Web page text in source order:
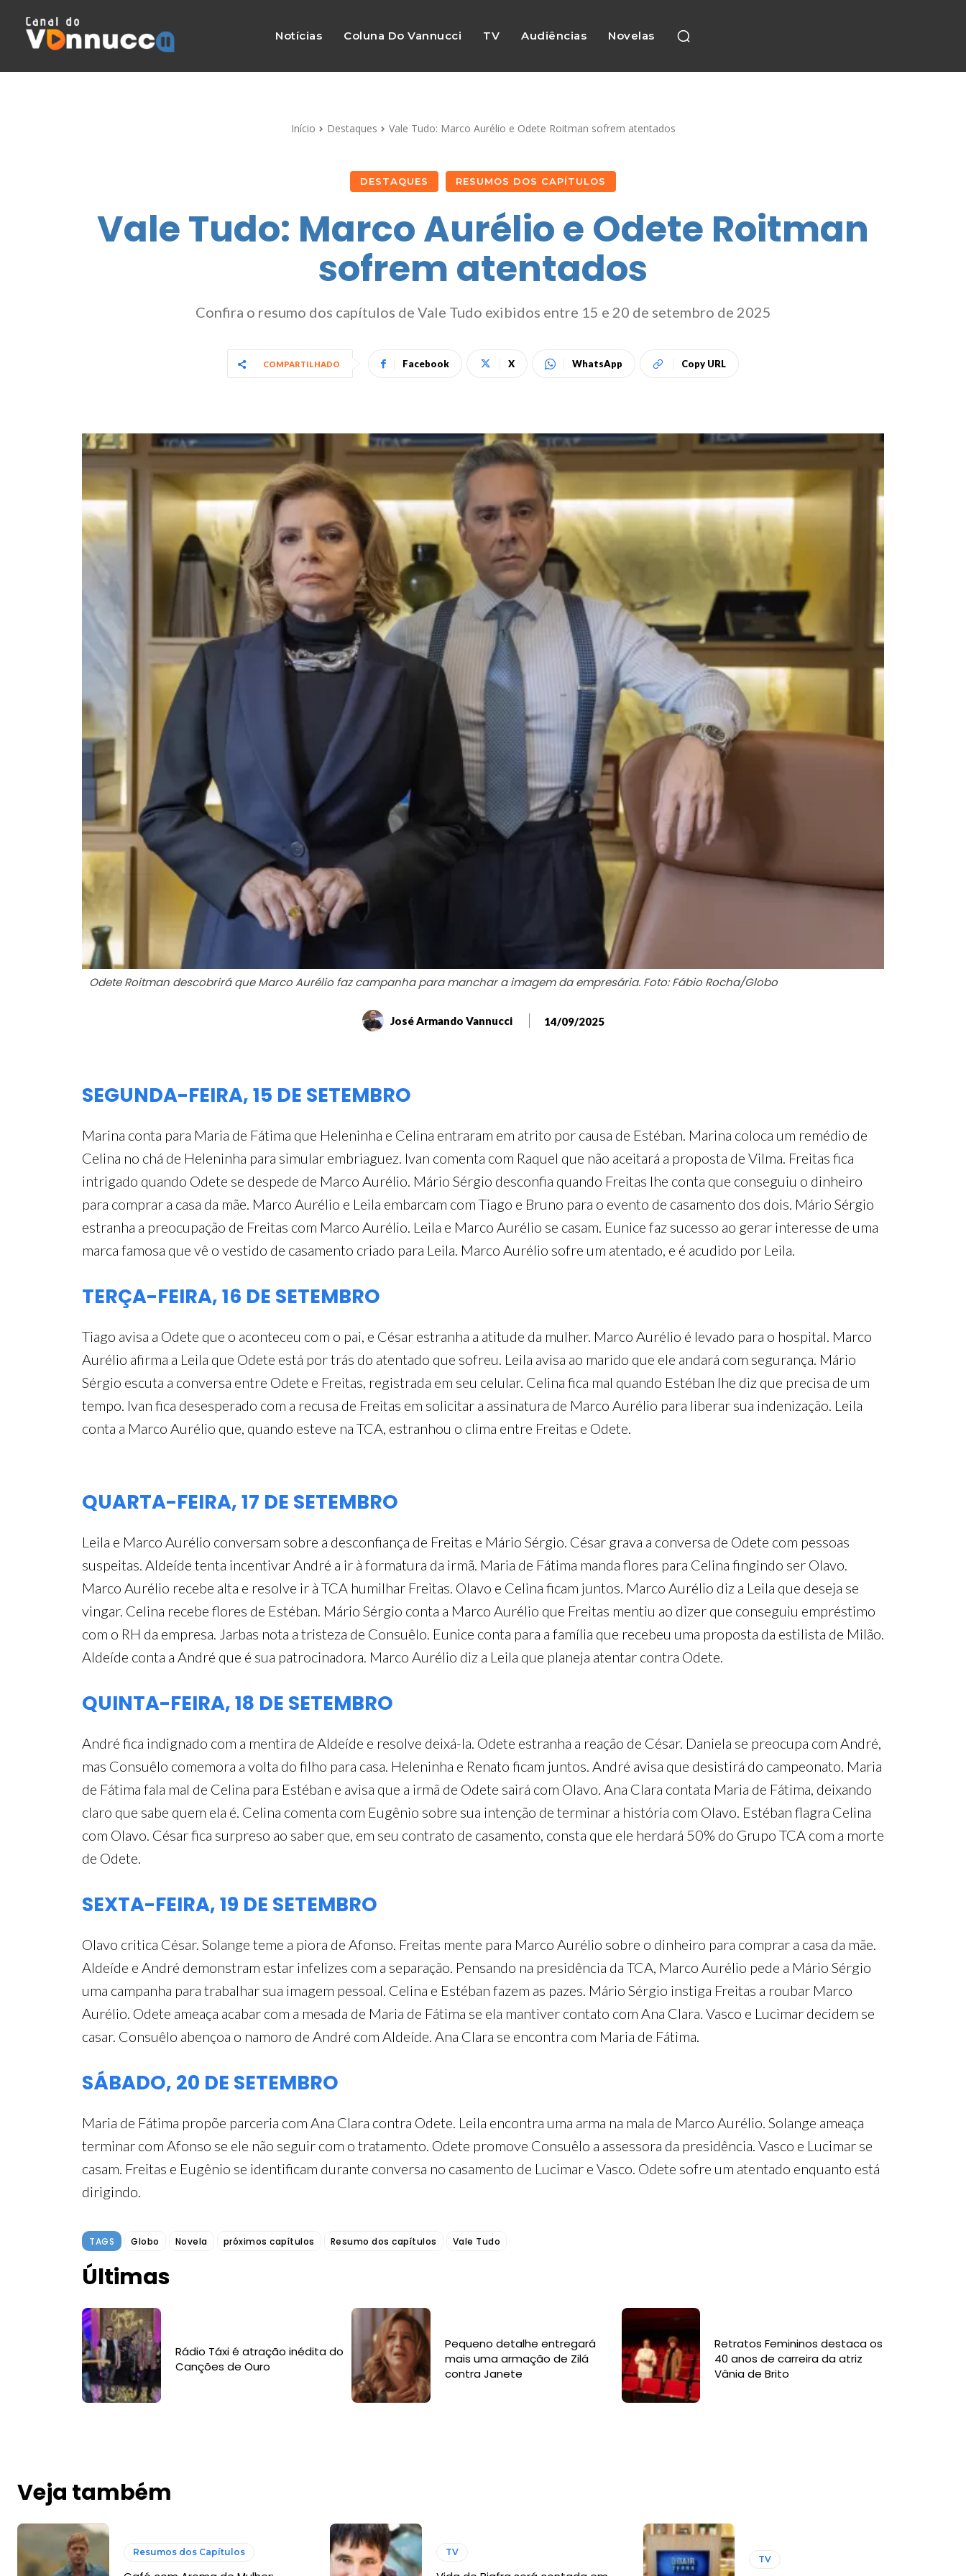
Notícias Coluna Do Vannucci TV Audiências Novelas
Início Destaques Vale Tudo: Marco Aurélio e Odete Roitman sofrem atentados
DESTAQUES RESUMOS DOS CAPÍTULOS
Vale Tudo: Marco Aurélio e Odete Roitman
sofrem atentados
Confira o resumo dos capítulos de Vale Tudo exibidos entre 15 e 20 de setembro de 2025
COMPARTILHADO Facebook X WhatsApp Copy URL
Odete Roitman descobrirá que Marco Aurélio faz campanha para manchar a imagem da empresária. Foto: Fábio Rocha/Globo
José Armando Vannucci 14/09/2025
SEGUNDA-FEIRA, 15 DE SETEMBRO
Marina conta para Maria de Fátima que Heleninha e Celina entraram em atrito por causa de Estéban. Marina coloca um remédio de
Celina no chá de Heleninha para simular embriaguez. Ivan comenta com Raquel que não aceitará a proposta de Vilma. Freitas fica
intrigado quando Odete se despede de Marco Aurélio. Mário Sérgio desconfia quando Freitas lhe conta que conseguiu o dinheiro
para comprar a casa da mãe. Marco Aurélio e Leila embarcam com Tiago e Bruno para o evento de casamento dos dois. Mário Sérgio
estranha a preocupação de Freitas com Marco Aurélio. Leila e Marco Aurélio se casam. Eunice faz sucesso ao gerar interesse de uma
marca famosa que vê o vestido de casamento criado para Leila. Marco Aurélio sofre um atentado, e é acudido por Leila.
TERÇA-FEIRA, 16 DE SETEMBRO
Tiago avisa a Odete que o aconteceu com o pai, e César estranha a atitude da mulher. Marco Aurélio é levado para o hospital. Marco
Aurélio afirma a Leila que Odete está por trás do atentado que sofreu. Leila avisa ao marido que ele andará com segurança. Mário
Sérgio escuta a conversa entre Odete e Freitas, registrada em seu celular. Celina fica mal quando Estéban lhe diz que precisa de um
tempo. Ivan fica desesperado com a recusa de Freitas em solicitar a assinatura de Marco Aurélio para liberar sua indenização. Leila
conta a Marco Aurélio que, quando esteve na TCA, estranhou o clima entre Freitas e Odete.
QUARTA-FEIRA, 17 DE SETEMBRO
Leila e Marco Aurélio conversam sobre a desconfiança de Freitas e Mário Sérgio. César grava a conversa de Odete com pessoas
suspeitas. Aldeíde tenta incentivar André a ir à formatura da irmã. Maria de Fátima manda flores para Celina fingindo ser Olavo.
Marco Aurélio recebe alta e resolve ir à TCA humilhar Freitas. Olavo e Celina ficam juntos. Marco Aurélio diz a Leila que deseja se
vingar. Celina recebe flores de Estéban. Mário Sérgio conta a Marco Aurélio que Freitas mentiu ao dizer que conseguiu empréstimo
com o RH da empresa. Jarbas nota a tristeza de Consuêlo. Eunice conta para a família que recebeu uma proposta da estilista de Milão.
Aldeíde conta a André que é sua patrocinadora. Marco Aurélio diz a Leila que planeja atentar contra Odete.
QUINTA-FEIRA, 18 DE SETEMBRO
André fica indignado com a mentira de Aldeíde e resolve deixá-la. Odete estranha a reação de César. Daniela se preocupa com André,
mas Consuêlo comemora a volta do filho para casa. Heleninha e Renato ficam juntos. André avisa que desistirá do campeonato. Maria
de Fátima fala mal de Celina para Estéban e avisa que a irmã de Odete sairá com Olavo. Ana Clara contata Maria de Fátima, deixando
claro que sabe quem ela é. Celina comenta com Eugênio sobre sua intenção de terminar a história com Olavo. Estéban flagra Celina
com Olavo. César fica surpreso ao saber que, em seu contrato de casamento, consta que ele herdará 50% do Grupo TCA com a morte
de Odete.
SEXTA-FEIRA, 19 DE SETEMBRO
Olavo critica César. Solange teme a piora de Afonso. Freitas mente para Marco Aurélio sobre o dinheiro para comprar a casa da mãe.
Aldeíde e André demonstram estar infelizes com a separação. Pensando na presidência da TCA, Marco Aurélio pede a Mário Sérgio
uma campanha para trabalhar sua imagem pessoal. Celina e Estéban fazem as pazes. Mário Sérgio instiga Freitas a roubar Marco
Aurélio. Odete ameaça acabar com a mesada de Maria de Fátima se ela mantiver contato com Ana Clara. Vasco e Lucimar decidem se
casar. Consuêlo abençoa o namoro de André com Aldeíde. Ana Clara se encontra com Maria de Fátima.
SÁBADO, 20 DE SETEMBRO
Maria de Fátima propõe parceria com Ana Clara contra Odete. Leila encontra uma arma na mala de Marco Aurélio. Solange ameaça
terminar com Afonso se ele não seguir com o tratamento. Odete promove Consuêlo a assessora da presidência. Vasco e Lucimar se
casam. Freitas e Eugênio se identificam durante conversa no casamento de Lucimar e Vasco. Odete sofre um atentado enquanto está
dirigindo.
TAGS Globo Novela próximos capítulos Resumo dos capítulos Vale Tudo
Últimas
Rádio Táxi é atração inédita do
Canções de Ouro
Pequeno detalhe entregará
mais uma armação de Zilá
contra Janete
Retratos Femininos destaca os
40 anos de carreira da atriz
Vânia de Brito
Veja também
Resumos dos Capítulos TV
TV